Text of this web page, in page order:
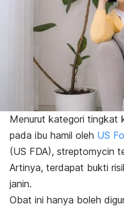
Menurut kategori tingkat
pada ibu hamil oleh US
(US FDA), streptomycin
Artinya, terdapat bukti
janin.
Obat ini hanya boleh